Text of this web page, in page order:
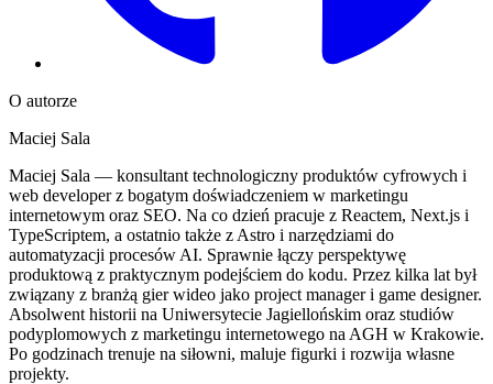
O autorze
Maciej Sala
Maciej Sala — konsultant technologiczny produktów cyfrowych i
web developer z bogatym doświadczeniem w marketingu
internetowym oraz SEO. Na co dzień pracuje z Reactem, Next.js i
TypeScriptem, a ostatnio także z Astro i narzędziami do
automatyzacji procesów AI. Sprawnie łączy perspektywę
produktową z praktycznym podejściem do kodu. Przez kilka lat był
związany z branżą gier wideo jako project manager i game designer.
Absolwent historii na Uniwersytecie Jagiellońskim oraz studiów
podyplomowych z marketingu internetowego na AGH w Krakowie.
Po godzinach trenuje na siłowni, maluje figurki i rozwija własne
projekty.